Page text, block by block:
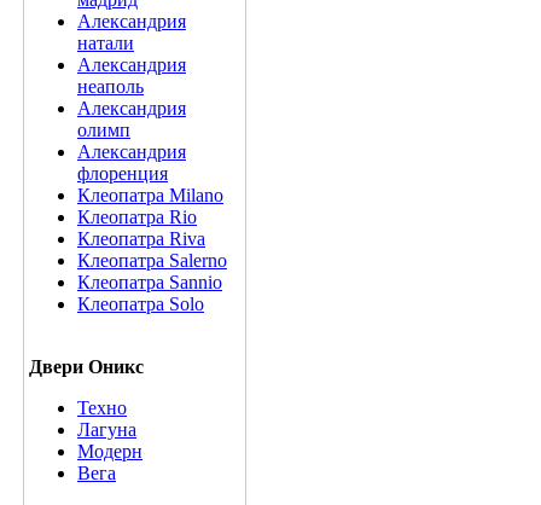
Александрия
натали
Александрия
неаполь
Александрия
олимп
Александрия
флоренция
Клеопатра Milano
Клеопатра Rio
Клеопатра Riva
Клеопатра Salerno
Клеопатра Sannio
Клеопатра Solo
Двери Оникс
Техно
Лагуна
Модерн
Вега